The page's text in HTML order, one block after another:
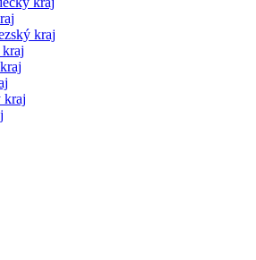
kraj
kraj